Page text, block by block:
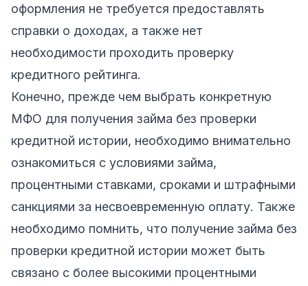
оформления не требуется предоставлять
справки о доходах, а также нет
необходимости проходить проверку
кредитного рейтинга.
Конечно, прежде чем выбрать конкретную
МФО для получения займа без проверки
кредитной истории, необходимо внимательно
ознакомиться с условиями займа,
процентными ставками, сроками и штрафными
санкциями за несвоевременную оплату. Также
необходимо помнить, что получение займа без
проверки кредитной истории может быть
связано с более высокими процентными